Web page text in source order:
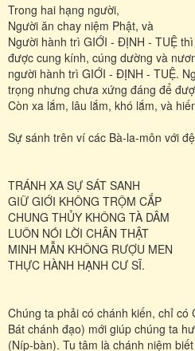
Trong hai hạng người,
Người ăn chay niệm Phật, và
Người hành trì GIỚI - ĐỊNH - TUỆ
được cung kính, cúng dường và
người hành trì GIỚI - ĐỊNH - TUỆ.
trọng nhưng chưa xứng đáng để
Còn xa lắm, lâu lắm, khó lắm, và
Sự sánh trên ví các Bà-la-môn với
TRÁNH XA SỰ SÁT SANH
GIỮ GIỚI KHÔNG TRỘM CẮP
CHUNG THỦY KHÔNG TÀ DÂM
LUÔN NÓI LỜI CHÂN THẬT
MINH MẪN KHÔNG RƯỢU MEN
THỰC HÀNH HẠNH CƯ SĨ.
Chúng ta phải có chánh kiến, chỉ có
Bát chánh đạo) mới giúp chúng ta
(Níp-bàn). Tu tâm là chánh niệm